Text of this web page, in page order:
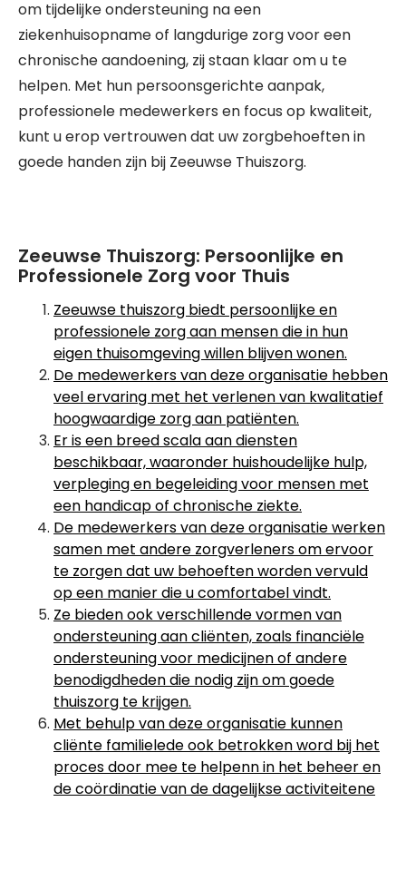
om tijdelijke ondersteuning na een
ziekenhuisopname of langdurige zorg voor een
chronische aandoening, zij staan klaar om u te
helpen. Met hun persoonsgerichte aanpak,
professionele medewerkers en focus op kwaliteit,
kunt u erop vertrouwen dat uw zorgbehoeften in
goede handen zijn bij Zeeuwse Thuiszorg.
Zeeuwse Thuiszorg: Persoonlijke en
Professionele Zorg voor Thuis
Zeeuwse thuiszorg biedt persoonlijke en
professionele zorg aan mensen die in hun
eigen thuisomgeving willen blijven wonen.
De medewerkers van deze organisatie hebben
veel ervaring met het verlenen van kwalitatief
hoogwaardige zorg aan patiënten.
Er is een breed scala aan diensten
beschikbaar, waaronder huishoudelijke hulp,
verpleging en begeleiding voor mensen met
een handicap of chronische ziekte.
De medewerkers van deze organisatie werken
samen met andere zorgverleners om ervoor
te zorgen dat uw behoeften worden vervuld
op een manier die u comfortabel vindt.
Ze bieden ook verschillende vormen van
ondersteuning aan cliënten, zoals financiële
ondersteuning voor medicijnen of andere
benodigdheden die nodig zijn om goede
thuiszorg te krijgen.
Met behulp van deze organisatie kunnen
cliënte familielede ook betrokken word bij het
proces door mee te helpenn in het beheer en
de coördinatie van de dagelijkse activiteitene